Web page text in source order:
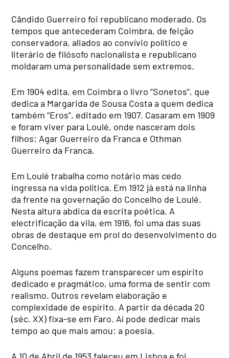
Cândido Guerreiro foi republicano moderado. Os
tempos que antecederam Coimbra, de feição
conservadora, aliados ao convívio político e
literário de filósofo nacionalista e republicano
moldaram uma personalidade sem extremos.
Em 1904 edita, em Coimbra o livro “Sonetos”, que
dedica a Margarida de Sousa Costa a quem dedica
também “Eros”, editado em 1907. Casaram em 1909
e foram viver para Loulé, onde nasceram dois
filhos: Agar Guerreiro da Franca e Othman
Guerreiro da Franca.
Em Loulé trabalha como notário mas cedo
ingressa na vida política. Em 1912 já está na linha
da frente na governação do Concelho de Loulé.
Nesta altura abdica da escrita poética. A
electrificação da vila, em 1916, foi uma das suas
obras de destaque em prol do desenvolvimento do
Concelho.
Alguns poemas fazem transparecer um espírito
dedicado e pragmático, uma forma de sentir com
realismo. Outros revelam elaboração e
complexidade de espírito. A partir da década 20
(séc. XX) fixa-se em Faro. Aí pode dedicar mais
tempo ao que mais amou: a poesia.